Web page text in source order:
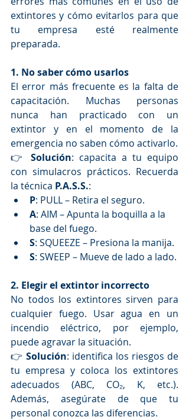
extintores y cómo evitarlos para que
tu empresa esté realmente
preparada.
1. No saber cómo usarlos
El error más frecuente es la falta de
capacitación. Muchas personas
nunca han practicado con un
extintor y en el momento de la
emergencia no saben cómo activarlo.
👉 Solución: capacita a tu equipo
con simulacros prácticos. Recuerda
la técnica P.A.S.S.:
P: PULL – Retira el seguro.
A: AIM – Apunta la boquilla a la
base del fuego.
S: SQUEEZE – Presiona la manija.
S: SWEEP – Mueve de lado a lado.
2. Elegir el extintor incorrecto
No todos los extintores sirven para
cualquier fuego. Usar agua en un
incendio eléctrico, por ejemplo,
puede agravar la situación.
👉 Solución: identifica los riesgos de
tu empresa y coloca los extintores
adecuados (ABC, CO₂, K, etc.).
Además, asegúrate de que tu
personal conozca las diferencias.